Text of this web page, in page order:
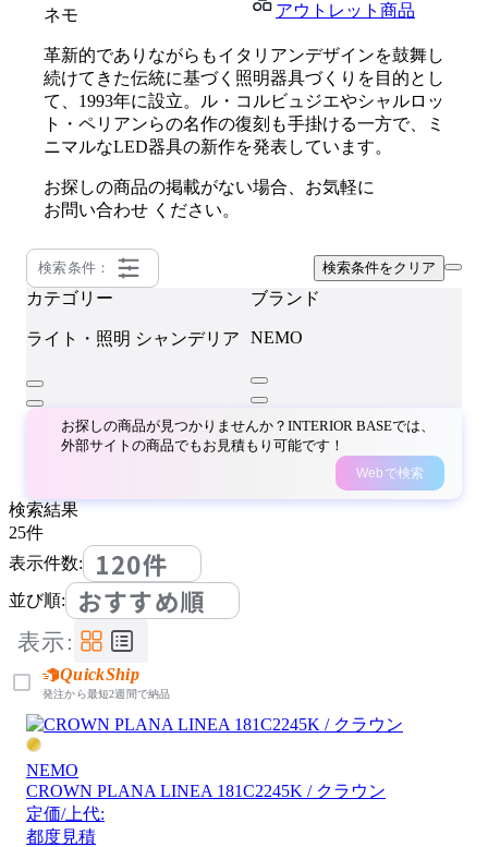
アウトレット商品
ネモ
革新的でありながらもイタリアンデザインを鼓舞し
続けてきた伝統に基づく照明器具づくりを目的とし
て、1993年に設立。ル・コルビュジエやシャルロッ
ト・ペリアンらの名作の復刻も手掛ける一方で、ミ
ニマルなLED器具の新作を発表しています。
お探しの商品の掲載がない場合、お気軽に
お問い合わせ ください。
検索条件： 検索条件をクリア
カテゴリー
ライト・照明 シャンデリア
ブランド
NEMO
お探しの商品が見つかりませんか？INTERIOR BASEでは、
外部サイトの商品でもお見積もり可能です！
Webで検索
検索結果
25件
表示件数:
120件
並び順: おすすめ順
表示:
QuickShip
発注から最短2週間で納品
NEMO
CROWN PLANA LINEA 181C2245K / クラウン
定価/上代:
都度見積